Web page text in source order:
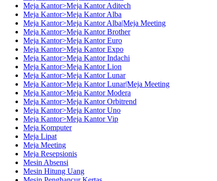
Meja Kantor>Meja Kantor Aditech
Meja Kantor>Meja Kantor Alba
Meja Kantor>Meja Kantor Alba|Meja Meeting
Meja Kantor>Meja Kantor Brother
Meja Kantor>Meja Kantor Euro
Meja Kantor>Meja Kantor Expo
Meja Kantor>Meja Kantor Indachi
Meja Kantor>Meja Kantor Lion
Meja Kantor>Meja Kantor Lunar
Meja Kantor>Meja Kantor Lunar|Meja Meeting
Meja Kantor>Meja Kantor Modera
Meja Kantor>Meja Kantor Orbitrend
Meja Kantor>Meja Kantor Uno
Meja Kantor>Meja Kantor Vip
Meja Komputer
Meja Lipat
Meja Meeting
Meja Resepsionis
Mesin Absensi
Mesin Hitung Uang